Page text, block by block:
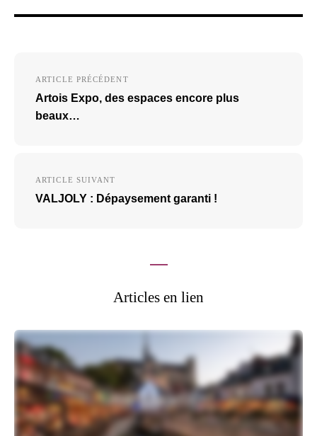
l’article
ARTICLE PRÉCÉDENT
Artois Expo, des espaces encore plus
beaux…
ARTICLE SUIVANT
VALJOLY : Dépaysement garanti !
Articles en lien